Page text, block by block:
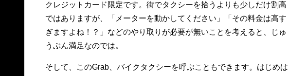
クレジットカード限定です。街でタクシーを拾うよりも少しだけ割高
ではありますが、「メーターを動かしてください」「その料金は高す
ぎますよね！？」などのやり取りが必要が無いことを考えると、じゅ
うぶん満足なのでは。
そして、このGrab、バイクタクシーを呼ぶこともできます。はじめは